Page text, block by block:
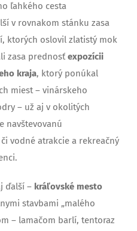
ľahkého cesta
v rovnakom stánku zasa
ktorých oslovil zlatistý mok
zasa prednosťexpozícii
kraja, ktorý ponúkal
miest – vinárskeho
– už aj v okolitých
navštevovanú
vodné atrakcie a rekreačný
ďalší – kráľovské mesto
stavbami „malého
– lamačom barlí, tentoraz